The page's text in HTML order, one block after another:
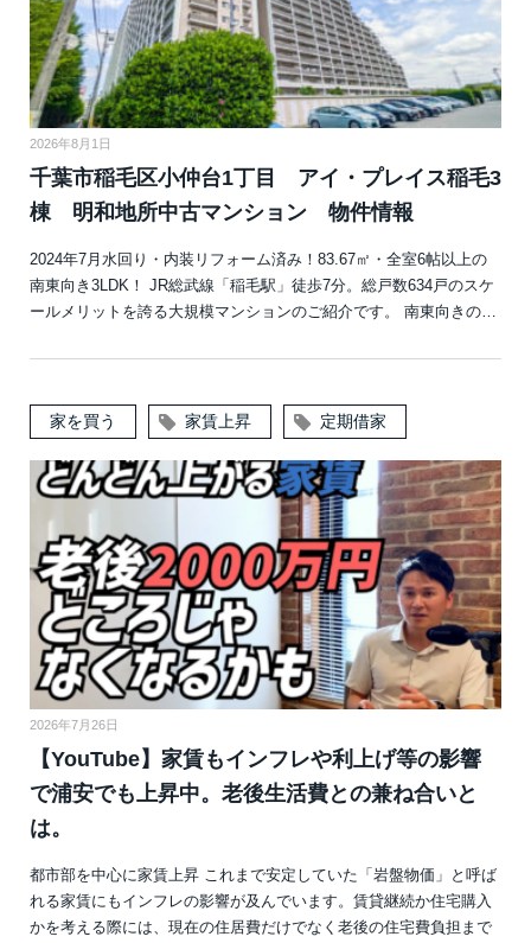
2026年8月1日
千葉市稲毛区小仲台1丁目 アイ・プレイス稲毛3
棟 明和地所中古マンション 物件情報
2024年7月水回り・内装リフォーム済み！83.67㎡・全室6帖以上の
南東向き3LDK！ JR総武線「稲毛駅」徒歩7分。総戸数634戸のスケ
ールメリットを誇る大規模マンションのご紹介です。 南東向きの…
家を買う 家賃上昇 定期借家
2026年7月26日
【YouTube】家賃もインフレや利上げ等の影響
で浦安でも上昇中。老後生活費との兼ね合いと
は。
都市部を中心に家賃上昇 これまで安定していた「岩盤物価」と呼ば
れる家賃にもインフレの影響が及んでいます。賃貸継続か住宅購入
かを考える際には、現在の住居費だけでなく老後の住宅費負担まで